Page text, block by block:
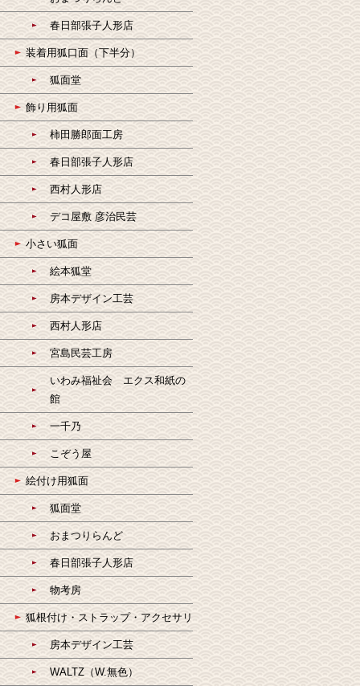
春日部張子人形店
装着用狐口面（下半分）
狐面堂
飾り用狐面
柿田勝郎面工房
春日部張子人形店
西村人形店
デコ屋敷 彦治民芸
小さい狐面
絵本狐堂
房本デザイン工芸
西村人形店
宮島民芸工房
いわみ福祉会 エクス和紙の
館
一千乃
こぞう屋
絵付け用狐面
狐面堂
おまつりらんど
春日部張子人形店
物考房
狐根付け・ストラップ・アクセサリ
房本デザイン工芸
WALTZ（W.無色）